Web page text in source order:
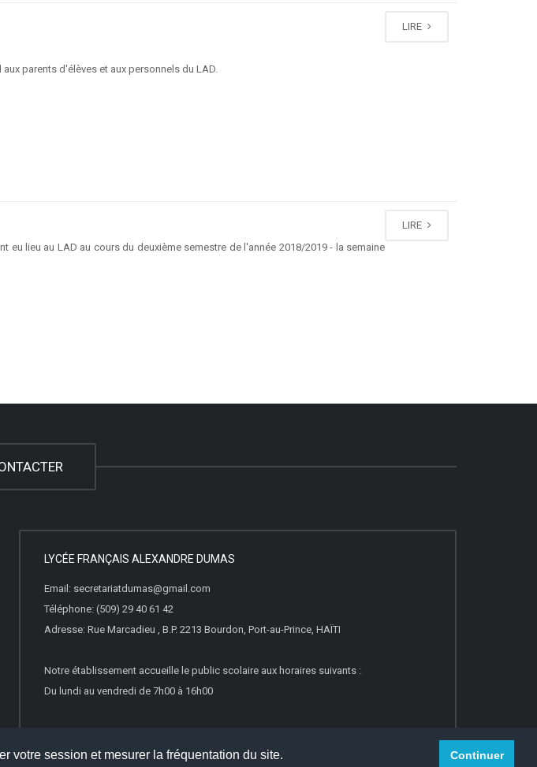
votre session et mesurer la fréquentation du site. Continuer
LIRE
parents d'élèves et aux personnels du LAD.
LIRE
lieu au LAD au cours du deuxième semestre de l'année 2018/2019 - la semaine
LYCÉE FRANÇAIS ALEXANDRE DUMAS
Email: secretariatdumas@gmail.com
Téléphone: (509) 29 40 61 42
Adresse: Rue Marcadieu , B.P. 2213 Bourdon, Port-au-Prince, HAÏTI
Notre établissement accueille le public scolaire aux horaires suivants :
Du lundi au vendredi de 7h00 à 16h00